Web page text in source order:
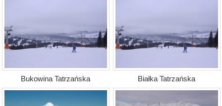
Bukowina Tatrzańska Białka Tatrzańska